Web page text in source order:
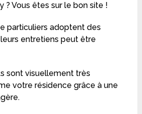
? Vous êtes sur le bon site !
particuliers adoptent des
entretiens peut être
sont visuellement très
votre résidence grâce à une